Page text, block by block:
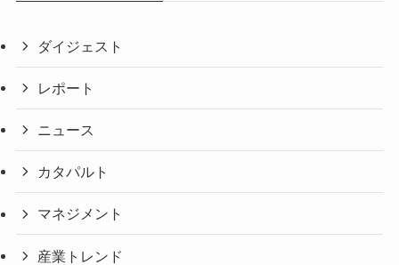
ダイジェスト
レポート
ニュース
カタパルト
マネジメント
産業トレンド